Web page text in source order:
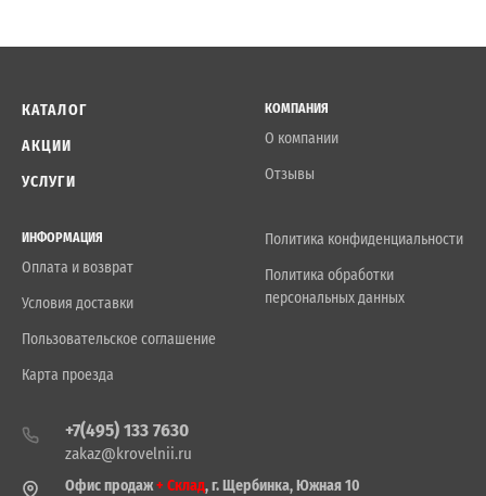
КАТАЛОГ
АКЦИИ
УСЛУГИ
КОМПАНИЯ
О компании
Отзывы
ИНФОРМАЦИЯ
Оплата и возврат
Условия доставки
Пользовательское соглашение
Карта проезда
Политика конфиденциальности
Политика обработки
персональных данных
+7(495) 133 7630
zakaz@krovelnii.ru
Офис продаж+ Склад, г. Щербинка, Южная 10